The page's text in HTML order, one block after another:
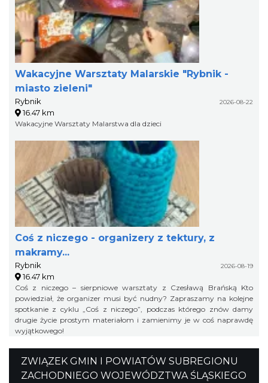
Wakacyjne Warsztaty Malarskie "Rybnik -
miasto zieleni"
Rybnik 2026-08-22
16.47 km
Wakacyjne Warsztaty Malarstwa dla dzieci
Coś z niczego - organizery z tektury, z
makramy...
Rybnik 2026-08-19
16.47 km
Coś z niczego – sierpniowe warsztaty z Czesławą Brańską Kto
powiedział, że organizer musi być nudny? Zapraszamy na kolejne
spotkanie z cyklu „Coś z niczego”, podczas którego znów damy
drugie życie prostym materiałom i zamienimy je w coś naprawdę
wyjątkowego!
ZWIĄZEK GMIN I POWIATÓW SUBREGIONU
ZACHODNIEGO WOJEWÓDZTWA ŚLĄSKIEGO